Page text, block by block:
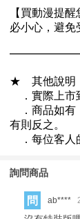
詢問商品
問 ab****